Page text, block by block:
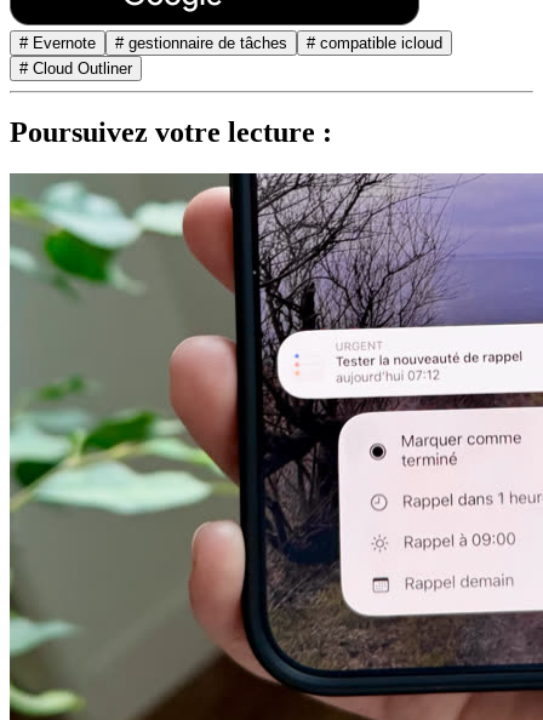
# Evernote # gestionnaire de tâches
# compatible icloud
# Cloud Outliner
Poursuivez votre lecture :